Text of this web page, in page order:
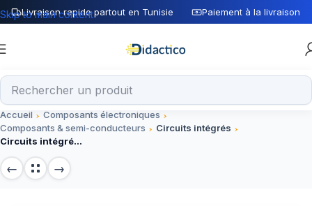
Livraison rapide partout en Tunisie Paiement à la livraison
Skip to main content
Accueil
Composants électroniques
Composants & semi-conducteurs
Circuits intégrés
Circuits intégrés CD4059, composants 5V pour projets électroniques compacts